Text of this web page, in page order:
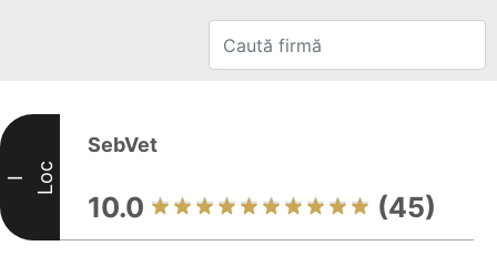
I Loc
SebVet
10.0 (45)